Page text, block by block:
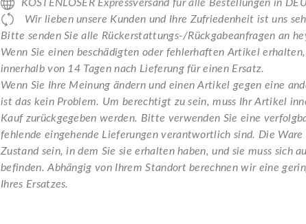
KOSTENLOSER Expressversand für alle Bestellungen in
Wir lieben unsere Kunden und Ihre Zufriedenheit ist uns
Bitte senden Sie alle Rückerstattungs-/Rückgabeanfragen an
Wenn Sie einen beschädigten oder fehlerhaften Artikel
innerhalb von 14 Tagen nach Lieferung für einen Ersatz.
Wenn Sie Ihre Meinung ändern und einen Artikel gegen eine
ist das kein Problem. Um berechtigt zu sein, muss Ihr Artikel
Kauf zurückgegeben werden. Bitte verwenden Sie eine
fehlende eingehende Lieferungen verantwortlich sind. Die
Zustand sein, in dem Sie sie erhalten haben, und sie muss sich
befinden. Abhängig von Ihrem Standort berechnen wir eine
Ihres Ersatzes.